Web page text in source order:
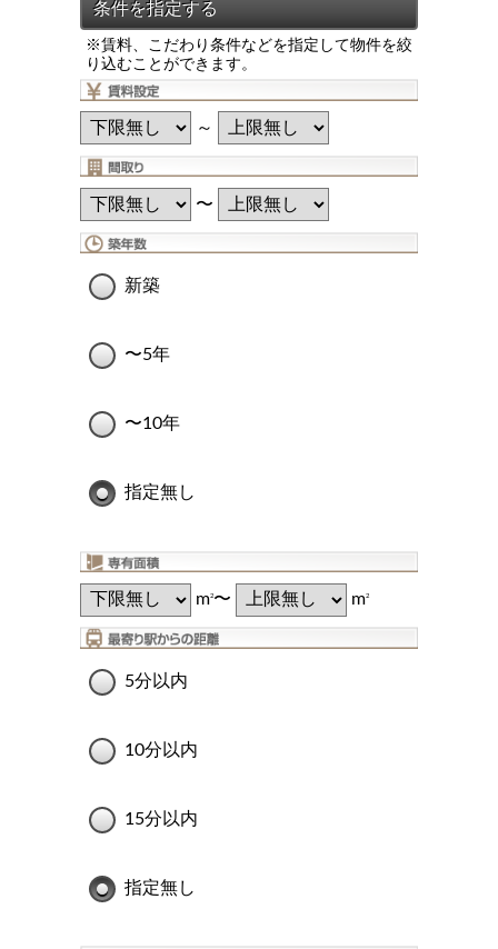
※賃料、こだわり条件などを指定して物件を絞
り込むことができます。
～
〜
新築
〜5年
〜10年
指定無し
m2〜 m2
5分以内
10分以内
15分以内
指定無し